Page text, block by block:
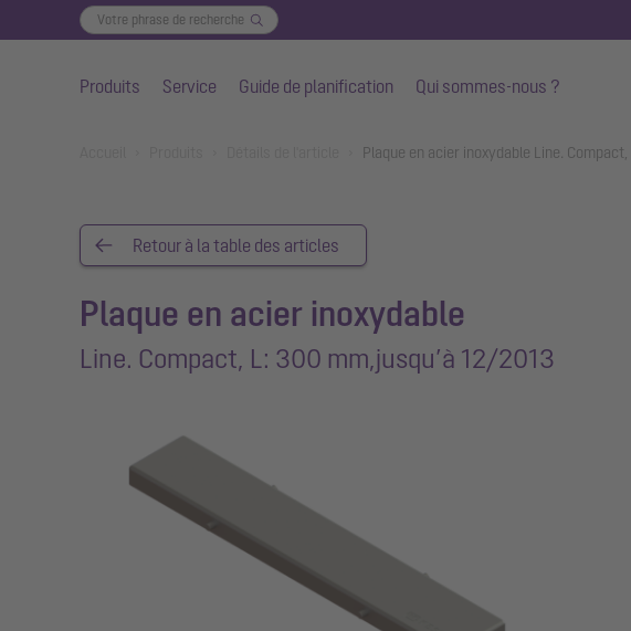
Produits Service Guide de planification Qui sommes-nous ?
Plaque en acier inoxydable Line.
Retour à la table des articles
Plaque en acier inoxydable
Line. Compact, L: 300 mm,jusqu’à 12/2013